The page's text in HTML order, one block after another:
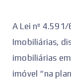
A Lei nº
Imobiliárias,
imobiliárias
imóvel “na